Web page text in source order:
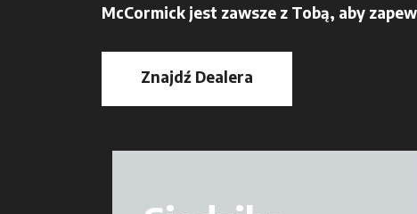
McCormick jest zawsze z Tobą, aby
Znajdź Dealera